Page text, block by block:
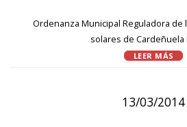
Ordenanza Municipal Reguladora de
solares de Cardeñuela
LEER MÁS
13/03/2014